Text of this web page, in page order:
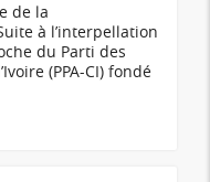
de la
à l’interpellation
du Parti des
(PPA-CI) fondé